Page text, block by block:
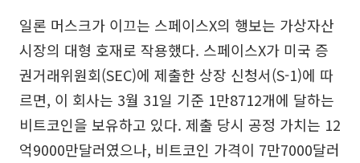
일론 머스크가 이끄는 스페이스X의 행보는 가상자산
시장의 대형 호재로 작용했다. 스페이스X가 미국 증
권거래위원회(SEC)에 제출한 상장 신청서(S-1)에 따
르면, 이 회사는 3월 31일 기준 1만8712개에 달하는
비트코인을 보유하고 있다. 제출 당시 공정 가치는 12
억9000만달러였으나, 비트코인 가격이 7만7000달러